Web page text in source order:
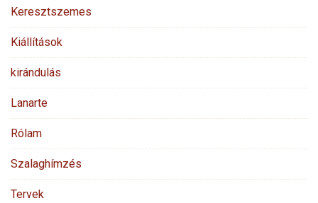
Keresztszemes
Kiállítások
kirándulás
Lanarte
Rólam
Szalaghímzés
Tervek